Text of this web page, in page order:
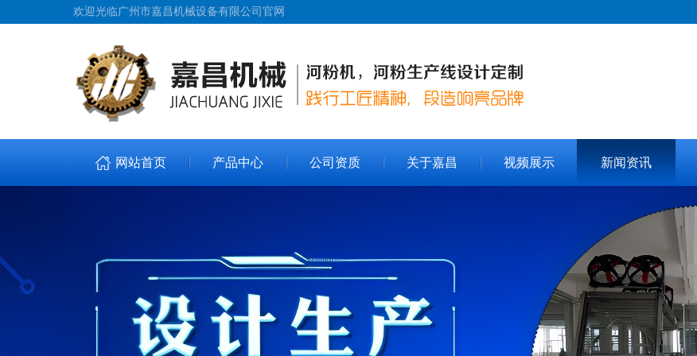
欢迎光临广州市嘉昌机械设备有限公司官网
网站首页 产品中心 公司资质 关于嘉昌 视频展示 新闻资讯